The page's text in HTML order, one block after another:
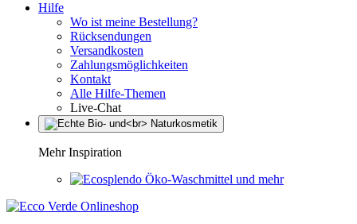
Hilfe
Wo ist meine Bestellung?
Rücksendungen
Versandkosten
Zahlungsmöglichkeiten
Kontakt
Alle Hilfe-Themen
Live-Chat
Mehr Inspiration
Öko-Waschmittel und mehr